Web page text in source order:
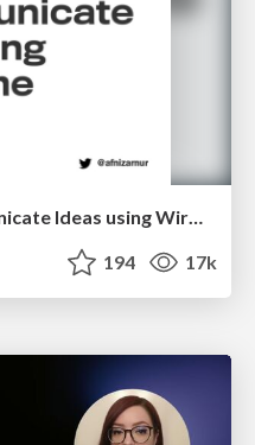
Easily Structure & Communicate Ideas using Wireframe
194 17k